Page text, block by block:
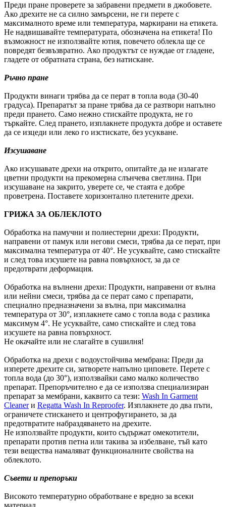
Преди пране проверете за забравени предмети в джобовете.
Ако дрехите не са силно замърсени, не ги перете с
максималното време или температура, маркирани на етикета.
Не надвишавайте температурата, обозначена на етикета! По
възможност не използвайте ютия, повечето облекла ще се
повредят безвъзвратно. Ако продуктът се нуждае от гладене,
гладете от обратната страна, без натискане.
Ръчно пране
Продукти винаги трябва да се перат в топла вода (30-40
градуса). Препаратът за пране трябва да се разтвори напълно
преди прането. Само нежно стискайте продукта, не го
търкайте. След прането, изплакнете продукта добре и оставете
да се изцеди или леко го изстискате, без усукване.
Изсушаване
Ако изсушавате дрехи на открито, опитайте да не излагате
цветни продукти на прекомерна слънчева светлина. При
изсушаване на закрито, уверете се, че стаята е добре
проветрена. Поставете хоризонтално плетените дрехи.
ГРИЖА ЗА ОБЛЕКЛОТО
Обработка на памучни и полиестерни дрехи: Продукти,
направени от памук или негови смеси, трябва да се перат, при
максимална температура от 40°. Не усуквайте, само стискайте
и след това изсушете на равна повърхност, за да се
предотврати деформация.
Обработка на вълнени дрехи: Продукти, направени от вълна
или нейни смеси, трябва да се перат само с препарати,
специално предназначени за вълна, при максимална
температура от 30°, изплакнете само с топла вода с разлика
максимум 4°. Не усуквайте, само стискайте и след това
изсушете на равна повърхност.
Не окачайте или не слагайте в сушилня!
Обработка на дрехи с водоустойчива мембрана: Преди да
изперете дрехите си, затворете напълно циповете. Перете с
топла вода (до 30°), използвайки само малко количество
препарат. Препоръчително е да се използва специализиран
препарат за мембрани, каквито са тези: Wash In Garment
Cleanerи Regatta Wash In Reproofer. Изплакнете до два пъти,
ограничете стискането и центрофугирането, за да
предотвратите набраздяването на дрехите.
Не използвайте продукти, които съдържат омекотители,
препарати против петна или такива за избелване, тъй като
тези вещества намаляват функционалните свойства на
облеклото.
Съвети и препоръки
Високото температурно обработване е вредно за всеки